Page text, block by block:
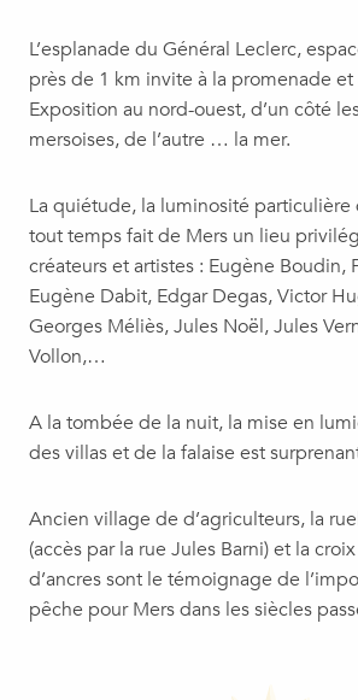
L’esplanade du Général Leclerc,
près de 1 km invite à la promenade
Exposition au nord-ouest, d’un côté
mersoises, de l’autre … la mer.
La quiétude, la luminosité particulière
tout temps fait de Mers un lieu
créateurs et artistes : Eugène Boudin,
Eugène Dabit, Edgar Degas, Victor
Georges Méliès, Jules Noël, Jules
Vollon,…
A la tombée de la nuit, la mise en
des villas et de la falaise est
Ancien village de d’agriculteurs, la
(accès par la rue Jules Barni) et la
d’ancres sont le témoignage de
pêche pour Mers dans les siècles